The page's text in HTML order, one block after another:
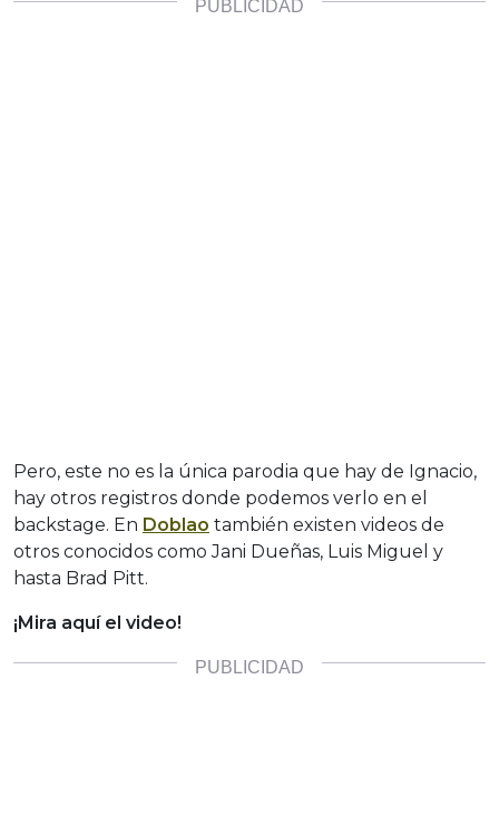
Pero, este no es la única parodia que hay de Ignacio,
hay otros registros donde podemos verlo en el
backstage. En Doblao también existen videos de
otros conocidos como Jani Dueñas, Luis Miguel y
hasta Brad Pitt.
¡Mira aquí el video!